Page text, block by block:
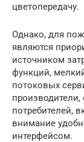
цветопередачу.
Однако, для
являются
источником
функций,
потоковых
потребителей,
внимание
интерфейсом.